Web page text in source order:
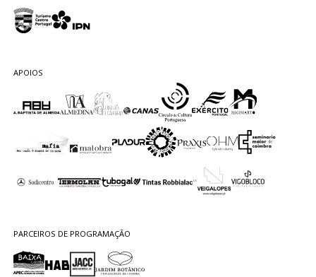
APOIOS
PARCEIROS DE PROGRAMAÇÃO